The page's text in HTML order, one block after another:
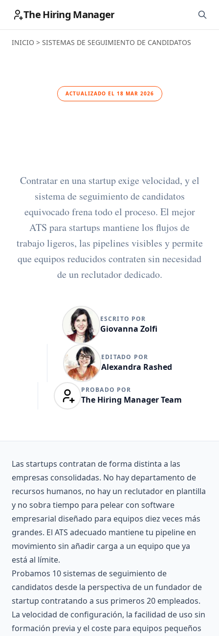
The Hiring Manager
INICIO > SISTEMAS DE SEGUIMIENTO DE CANDIDATOS
ACTUALIZADO EL 18 MAR 2026
Contratar en una startup exige velocidad, y el
sistema de seguimiento de candidatos
equivocado frena todo el proceso. El mejor
ATS para startups mantiene los flujos de
trabajo ligeros, las pipelines visibles y permite
que equipos reducidos contraten sin necesidad
de un reclutador dedicado.
ESCRITO POR
Giovanna Zolfi
EDITADO POR
Alexandra Rashed
PROBADO POR
The Hiring Manager Team
Las startups contratan de forma distinta a las
empresas consolidadas. No hay departamento de
recursos humanos, no hay un reclutador en plantilla
y no sobra tiempo para pelear con software
empresarial diseñado para equipos diez veces más
grandes. El ATS adecuado mantiene tu pipeline en
movimiento sin añadir carga a un equipo que ya
está al límite.
Probamos 10 sistemas de seguimiento de
candidatos desde la perspectiva de un fundador de
startup contratando a sus primeros 20 empleados.
La velocidad de configuración, la facilidad de uso sin
formación previa y el coste para equipos pequeños